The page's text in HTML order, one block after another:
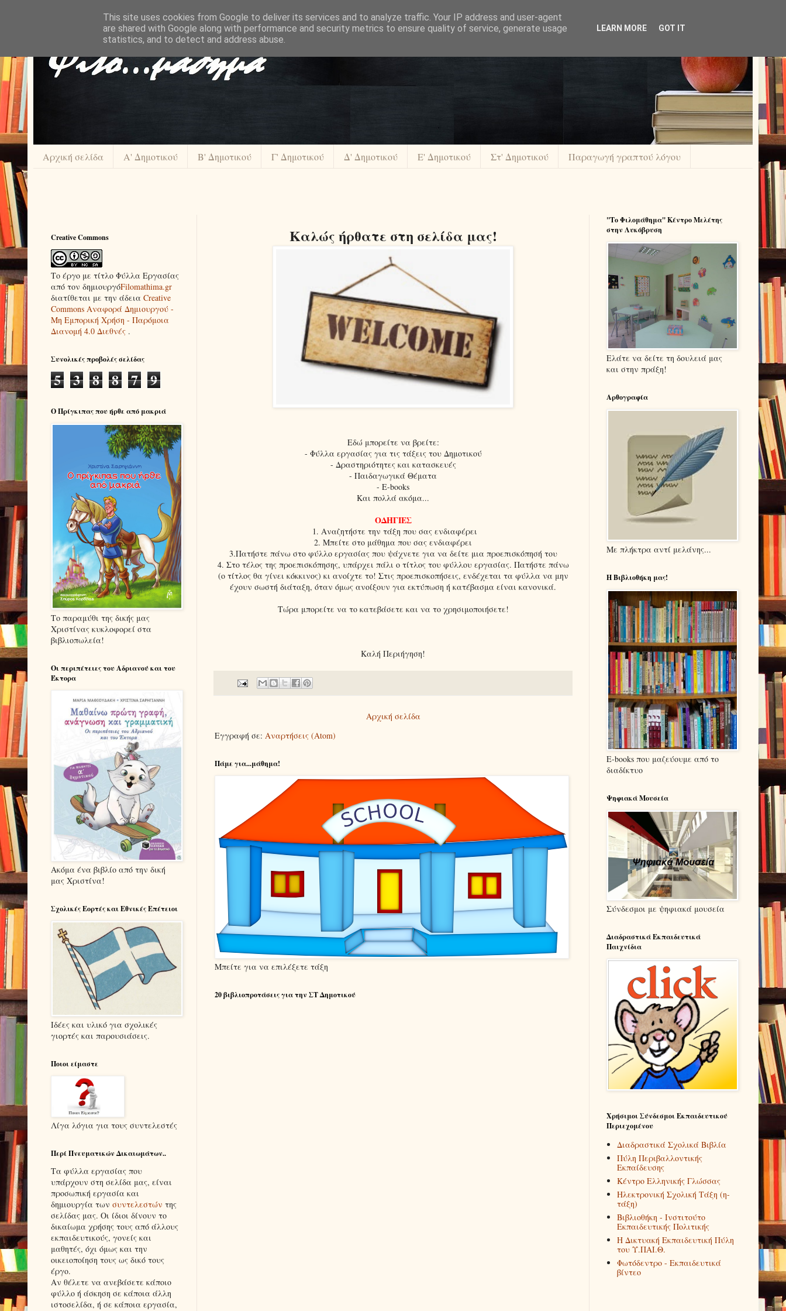
Αρχική σελίδα Α' Δημοτικού Β' Δημοτικού Γ' Δημοτικού Δ' Δημοτικού Ε' Δημοτικού Στ' Δημοτικού Παραγωγή γραπτού λόγου
Καλώς ήρθατε στη σελίδα μας!
Εδώ μπορείτε να βρείτε:
- Φύλλα εργασίας για τις τάξεις του Δημοτικού
- Δραστηριότητες και κατασκευές
- Παιδαγωγικά Θέματα
- E-books
Και πολλά ακόμα...
ΟΔΗΓΙΕΣ
1. Αναζητήστε την τάξη που σας ενδιαφέρει
2. Μπείτε στο μάθημα που σας ενδιαφέρει
3.Πατήστε πάνω στο φύλλο εργασίας που ψάχνετε για να δείτε μια προεπισκόπησή του
4. Στο τέλος της προεπισκόπησης, υπάρχει πάλι ο τίτλος του φύλλου εργασίας. Πατήστε πάνω
(ο τίτλος θα γίνει κόκκινος) κι ανοίχτε το! Στις προεπισκοπήσεις, ενδέχεται τα φύλλα να μην
έχουν σωστή διάταξη, όταν όμως ανοίξουν για εκτύπωση ή κατέβασμα είναι κανονικά.
Τώρα μπορείτε να το κατεβάσετε και να το χρησιμοποιήσετε!
Καλή Περιήγηση!
Αρχική σελίδα
Εγγραφή σε: Αναρτήσεις (Atom)
Πάμε για...μάθημα!
Μπείτε για να επιλέξετε τάξη
20 βιβλιοπροτάσεις για την ΣΤ Δημοτικού
Creative Commons
Το έργο με τίτλο Φύλλα Εργασίας
από τον δημιουργόFilomathima.gr
διατίθεται με την άδεια Creative
Commons Αναφορά Δημιουργού -
Μη Εμπορική Χρήση - Παρόμοια
Διανομή 4.0 Διεθνές .
Συνολικές προβολές σελίδας
5 3 8 8 7 9
Ο Πρίγκιπας που ήρθε από μακριά
Το παραμύθι της δικής μας
Χριστίνας κυκλοφορεί στα
βιβλιοπωλεία!
Οι περιπέτειες του Αδριανού και του
Έκτορα
Ακόμα ένα βιβλίο από την δική
μας Χριστίνα!
Σχολικές Εορτές και Εθνικές Επέτειοι
Ιδέες και υλικό για σχολικές
γιορτές και παρουσιάσεις.
Ποιοι είμαστε
Λίγα λόγια για τους συντελεστές
Περί Πνευματικών Δικαιωμάτων..
Τα φύλλα εργασίας που
υπάρχουν στη σελίδα μας, είναι
προσωπική εργασία και
δημιουργία των συντελεστών της
σελίδας μας. Οι ίδιοι δίνουν το
δικαίωμα χρήσης τους από άλλους
εκπαιδευτικούς, γονείς και
μαθητές, όχι όμως και την
οικειοποίηση τους ως δικό τους
έργο.
Αν θέλετε να ανεβάσετε κάποιο
φύλλο ή άσκηση σε κάποια άλλη
ιστοσελίδα, ή σε κάποια εργασία,
''Το Φιλομάθημα'' Κέντρο Μελέτης
στην Λυκόβρυση
Ελάτε να δείτε τη δουλειά μας
και στην πράξη!
Αρθογραφία
Με πλήκτρα αντί μελάνης...
Η Βιβλιοθήκη μας!
E-books που μαζεύουμε από το
διαδίκτυο
Ψηφιακά Μουσεία
Σύνδεσμοι με ψηφιακά μουσεία
Διαδραστικά Εκπαιδευτικά
Παιχνίδια
Χρήσιμοι Σύνδεσμοι Εκπαιδευτικού
Περιεχομένου
Διαδραστικά Σχολικά Βιβλία
Πύλη Περιβαλλοντικής
Εκπαίδευσης
Κέντρο Ελληνικής Γλώσσας
Ηλεκτρονική Σχολική Τάξη (η-
τάξη)
Βιβλιοθήκη - Ινστιτούτο
Εκπαιδευτικής Πολιτικής
Η Δικτυακή Εκπαιδευτική Πύλη
του Υ.ΠΑΙ.Θ.
Φωτόδεντρο - Εκπαιδευτικά
βίντεο
This site uses cookies from Google to deliver its services and to analyze traffic. Your IP address and user-agent
are shared with Google along with performance and security metrics to ensure quality of service, generate usage
statistics, and to detect and address abuse.
LEARN MORE GOT IT